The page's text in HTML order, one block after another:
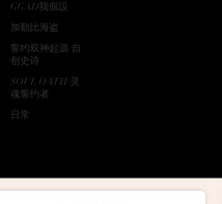
GGAD我假設
加勒比海盗
誓约双神起源/自
创史诗
SOUL OATH/灵
魂誓约者
日常